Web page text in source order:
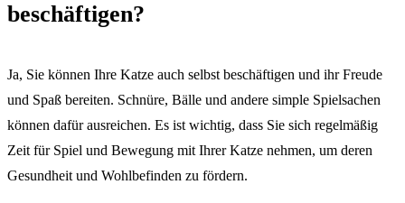
beschäftigen?
Ja, Sie können Ihre Katze auch selbst beschäftigen und ihr Freude
und Spaß bereiten. Schnüre, Bälle und andere simple Spielsachen
können dafür ausreichen. Es ist wichtig, dass Sie sich regelmäßig
Zeit für Spiel und Bewegung mit Ihrer Katze nehmen, um deren
Gesundheit und Wohlbefinden zu fördern.